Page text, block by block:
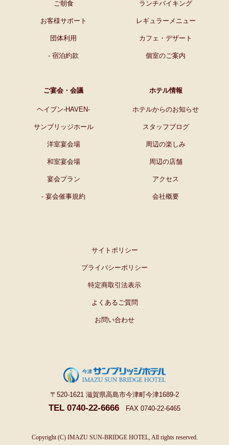
ご朝食
お客様サポート
団体利用
- 宿泊約款
ランチバイキング
レギュラーメニュー
カフェ・デザート
個室のご案内
ご宴会・会議
ヘイブン-HAVEN-
サンブリッジホール
洋室宴会場
和室宴会場
宴会プラン
- 宴会催事規約
ホテル情報
ホテルからのお知らせ
スタッフブログ
周辺の楽しみ
周辺の店舗
アクセス
会社概要
サイトポリシー
プライバシーポリシー
特定商取引法表示
よくあるご質問
お問い合わせ
〒520-1621 滋賀県高島市今津町今津1689-2
TEL 0740-22-6666 FAX 0740-22-6465
Copyright (C) IMAZU SUN-BRIDGE HOTEL, All rights reserved.